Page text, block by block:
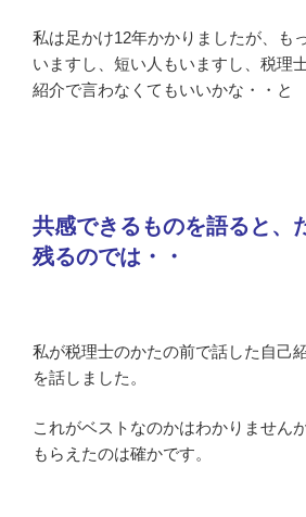
私は足かけ12年かかりましたが、も
いますし、短い人もいますし、税理
紹介で言わなくてもいいかな・・と
共感できるものを語ると、
残るのでは・・
私が税理士のかたの前で話した自己
を話しました。
これがベストなのかはわかりません
もらえたのは確かです。